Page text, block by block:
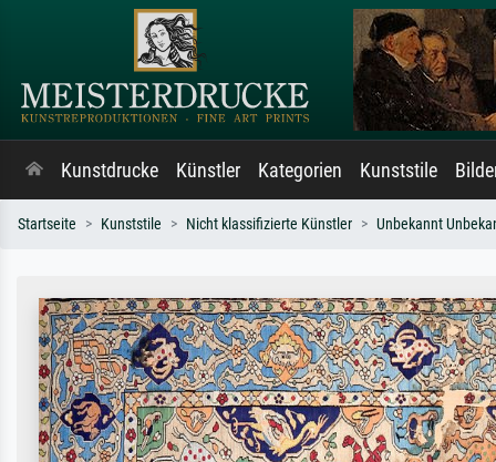
Kunstdrucke Künstler Kategorien Kunststile
Startseite Kunststile Nicht klassifizierte Künstler Unbekannt